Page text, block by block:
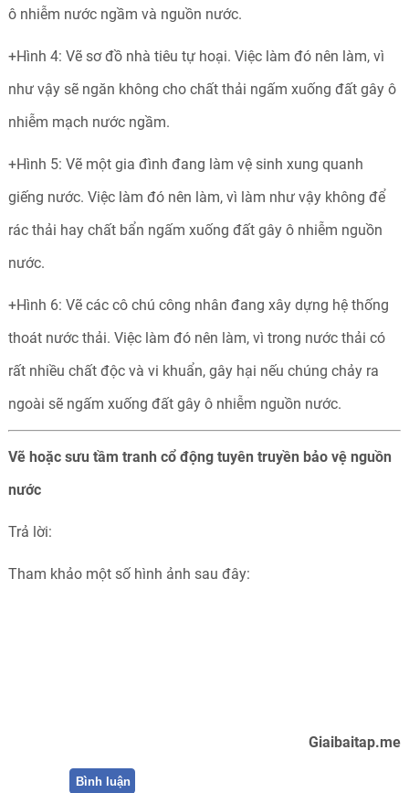
ô nhiễm nước ngầm và nguồn nước.
+Hình 4: Vẽ sơ đồ nhà tiêu tự hoại. Việc làm đó nên làm, vì
như vậy sẽ ngăn không cho chất thải ngấm xuống đất gây ô
nhiễm mạch nước ngầm.
+Hình 5: Vẽ một gia đình đang làm vệ sinh xung quanh
giếng nước. Việc làm đó nên làm, vì làm như vậy không để
rác thải hay chất bẩn ngấm xuống đất gây ô nhiễm nguồn
nước.
+Hình 6: Vẽ các cô chú công nhân đang xây dựng hệ thống
thoát nước thải. Việc làm đó nên làm, vì trong nước thải có
rất nhiều chất độc và vi khuẩn, gây hại nếu chúng chảy ra
ngoài sẽ ngấm xuống đất gây ô nhiễm nguồn nước.
Vẽ hoặc sưu tầm tranh cổ động tuyên truyền bảo vệ nguồn
nước
Trả lời:
Tham khảo một số hình ảnh sau đây:
Giaibaitap.me
Bình luận